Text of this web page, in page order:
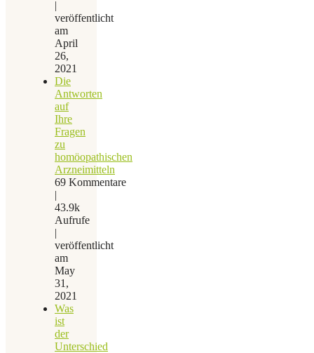
|
veröffentlicht
am
April
26,
2021
Die
Antworten
auf
Ihre
Fragen
zu
homöopathischen
Arzneimitteln
69 Kommentare
|
43.9k
Aufrufe
|
veröffentlicht
am
May
31,
2021
Was
ist
der
Unterschied